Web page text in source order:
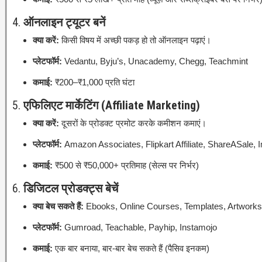
4. ऑनलाइन ट्यूटर बनें
क्या करें: किसी विषय में अच्छी पकड़ हो तो ऑनलाइन पढ़ाएं।
प्लेटफॉर्म: Vedantu, Byju’s, Unacademy, Chegg, Teachmint
कमाई: ₹200–₹1,000 प्रति घंटा
5.एफिलिएट मार्केटिंग (Affiliate Marketing)
क्या करें: दूसरों के प्रोडक्ट प्रमोट करके कमीशन कमाएं।
प्लेटफॉर्म: Amazon Associates, Flipkart Affiliate, ShareASale,
कमाई: ₹500 से ₹50,000+ प्रतिमाह (सेल्स पर निर्भर)
6.डिजिटल प्रोडक्ट्स बेचें
क्या बेच सकते हैं: Ebooks, Online Courses, Templates, Artworks
प्लेटफॉर्म: Gumroad, Teachable, Payhip, Instamojo
कमाई: एक बार बनाया, बार-बार बेच सकते हैं (पैसिव इनकम)